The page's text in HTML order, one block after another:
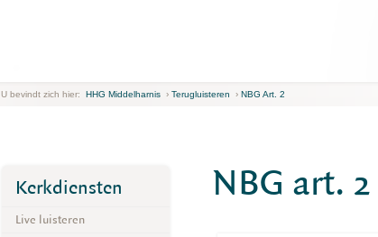
U bevindt zich hier: HHG Middelharnis › Terugluisteren › NBG Art. 2
NBG art. 2
Kerkdiensten
Live luisteren